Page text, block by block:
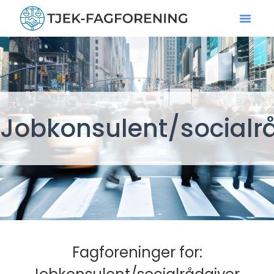
Jobkonsulent/
Fagforeninger for: